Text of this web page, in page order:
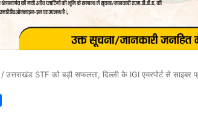
/उत्तराखंड STF को बड़ी सफलता, दिल्ली के IGI एयरपोर्ट से साइबर